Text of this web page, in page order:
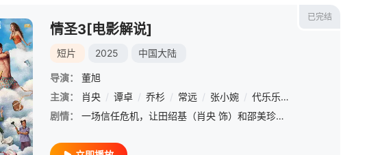
王影璐 宋木子 冯满
胡笑源
已完结
情圣3[电影解说]
短片 2025 中国大陆
导演：
董旭
主演：
肖央 / 谭卓 / 乔杉 / 常远 / 张小婉 / 代乐乐 /
剧情：
一场信任危机，让田绍基（肖央 饰）和邵美珍（谭卓 饰）本就平淡的婚姻生活再次雪上加霜，阴差阳错下两人整活儿不断，花招不停，好兄弟甘火旺（乔杉 饰）也来神助攻，“爱情三十六计”轮番登场！一连串好戏接连上